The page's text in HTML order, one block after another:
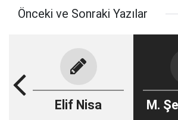
Önceki ve Sonraki Yazılar
Elif Nisa M.